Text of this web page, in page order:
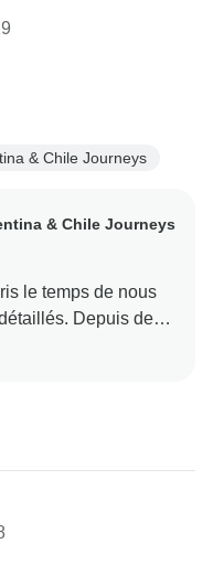
& Chile Journeys
& Chile Journeys
le temps de nous
Depuis de
nos passagers
accompagnés
essayons
toute surprise
la destination est à
vraiment la peine.